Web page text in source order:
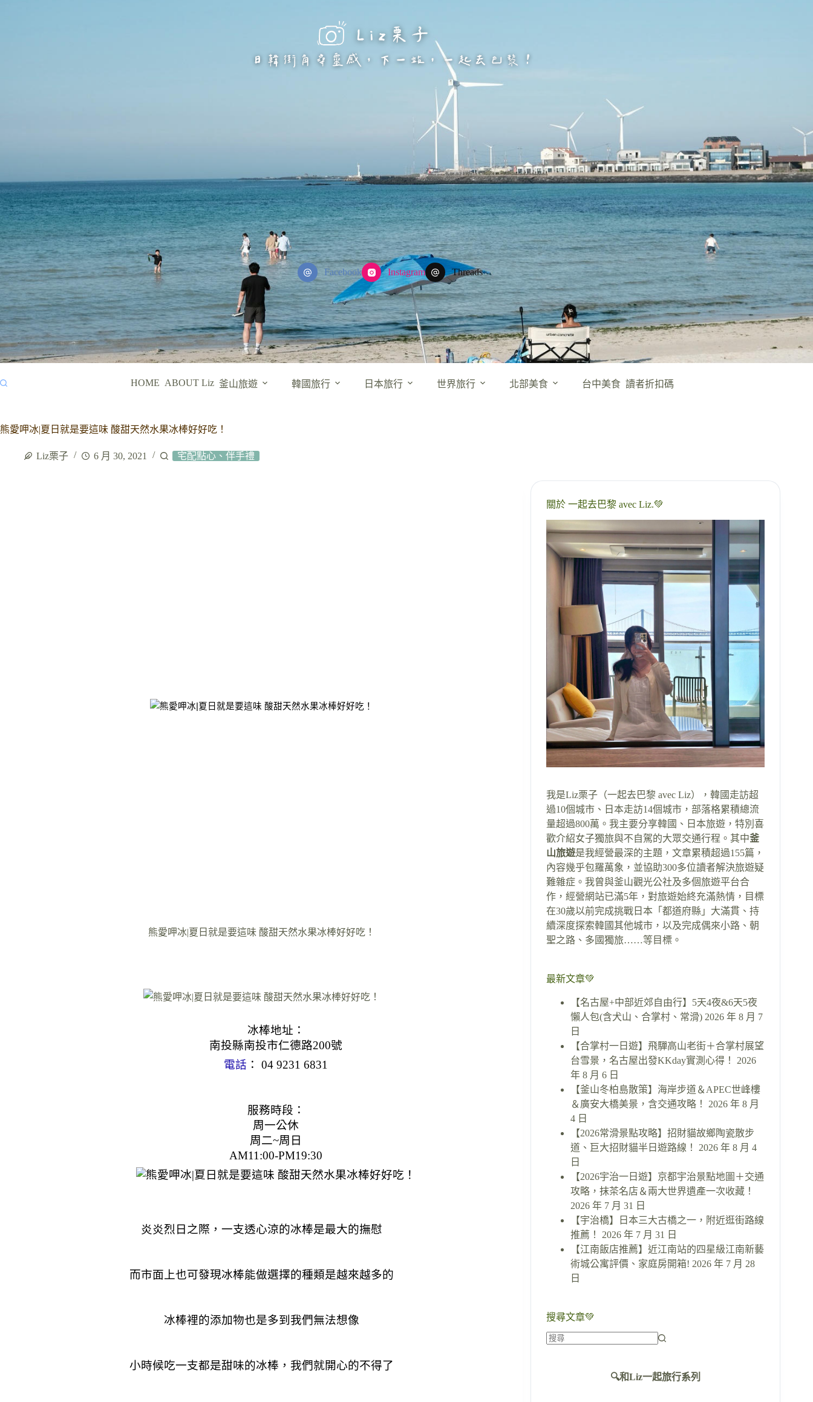
Facebook Instagram Threads
HOME ABOUT Liz 釜山旅遊 韓國旅行 日本旅行 世界旅行 北部美食 台中美食 讀者折扣碼
熊愛呷冰|夏日就是要這味 酸甜天然水果冰棒好好吃！
Liz栗子 6 月 30, 2021 宅配點心、伴手禮
熊愛呷冰|夏日就是要這味 酸甜天然水果冰棒好好吃！
冰棒地址：
南投縣南投市仁德路200號
電話 ： 04 9231 6831
服務時段：
周一公休
周二~周日
AM11:00-PM19:30
炎炎烈日之際，一支透心涼的冰棒是最大的撫慰
而市面上也可發現冰棒能做選擇的種類是越來越多的
冰棒裡的添加物也是多到我們無法想像
小時候吃一支都是甜味的冰棒，我們就開心的不得了
關於 一起去巴黎 avec Liz.💚
我是Liz栗子（一起去巴黎 avec Liz），韓國走訪超
過10個城市、日本走訪14個城市，部落格累積總流
量超過800萬。我主要分享韓國、日本旅遊，特別喜
歡介紹女子獨旅與不自駕的大眾交通行程。其中釜
山旅遊是我經營最深的主題，文章累積超過155篇，
內容幾乎包羅萬象，並協助300多位讀者解決旅遊疑
難雜症。我曾與釜山觀光公社及多個旅遊平台合
作，經營網站已滿5年，對旅遊始終充滿熱情，目標
在30歲以前完成挑戰日本「都道府縣」大滿貫、持
續深度探索韓國其他城市，以及完成偶來小路、朝
聖之路、多國獨旅……等目標。
最新文章💚
【名古屋+中部近郊自由行】5天4夜&6天5夜
懶人包(含犬山、合掌村、常滑) 2026 年 8 月 7
日
【合掌村一日遊】飛驒高山老街＋合掌村展望
台雪景，名古屋出發KKday實測心得！
2026
年 8 月 6 日
【釜山冬柏島散策】海岸步道＆APEC世峰樓
＆廣安大橋美景，含交通攻略！
2026 年 8 月
4 日
【2026常滑景點攻略】招財貓故鄉陶瓷散步
道、巨大招財貓半日遊路線！
2026 年 8 月 4
日
【2026宇治一日遊】京都宇治景點地圖＋交通
攻略，抹茶名店＆兩大世界遺產一次收藏！
2026 年 7 月 31 日
【宇治橋】日本三大古橋之一，附近逛街路線
推薦！
2026 年 7 月 31 日
【江南飯店推薦】近江南站的四星級江南新藝
術城公寓評價、家庭房開箱! 2026 年 7 月 28
日
搜尋文章💚
🔍和Liz一起旅行系列